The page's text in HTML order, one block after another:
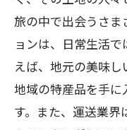
旅の中で出会うさ
ョンは、日常生活
えば、地元の美味
地域の特産品を手
す。また、運送業界